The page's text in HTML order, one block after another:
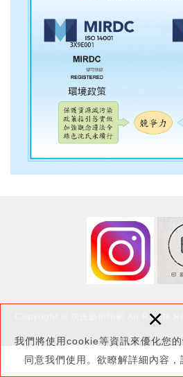
我們將使用cookie等資訊來優化您
同意我們使用。欲瞭解詳細內容，
×
Copyright © 沈氏藝術印刷 All Rights